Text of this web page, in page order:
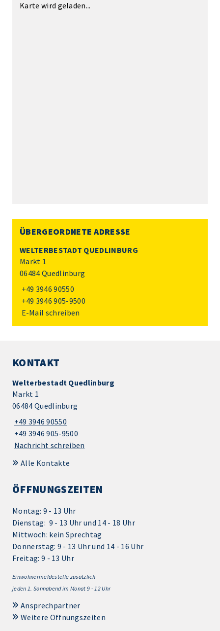
Karte wird geladen...
ÜBERGEORDNETE ADRESSE
WELTERBESTADT QUEDLINBURG
Markt 1
06484 Quedlinburg
+49 3946 90550
+49 3946 905-9500
E-Mail schreiben
KONTAKT
Welterbestadt Quedlinburg
Markt 1
06484 Quedlinburg
+49 3946 90550
+49 3946 905-9500
Nachricht schreiben
Alle Kontakte
ÖFFNUNGSZEITEN
Montag: 9 - 13 Uhr
Dienstag: 9 - 13 Uhr und 14 - 18 Uhr
Mittwoch: kein Sprechtag
Donnerstag: 9 - 13 Uhr und 14 - 16 Uhr
Freitag: 9 - 13 Uhr
Einwohnermeldestelle zusätzlich
jeden 1. Sonnabend im Monat 9 - 12 Uhr
Ansprechpartner
Weitere Öffnungszeiten